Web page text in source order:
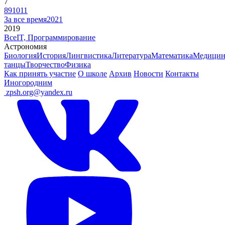
891011
За все время2021
2019
ВсеIT, Программирование
Астрономия
БиологияИсторияЛингвистикаЛитератураМатематика
танцыТворчествоФизика
Как принять участие О школе Архив Новости Контакты
Иногородним
zpsh.org@yandex.ru